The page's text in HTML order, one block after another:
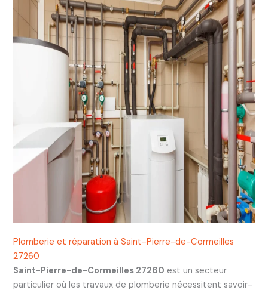
Plomberie et réparation à Saint-Pierre-de-Cormeilles
27260
Saint-Pierre-de-Cormeilles 27260 est un secteur
particulier où les travaux de plomberie nécessitent savoir-